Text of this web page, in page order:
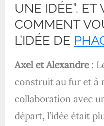
UNE IDÉE”. ET
COMMENT
L’IDÉE DE
Axel et Alexandre:
construit au fur et à
collaboration avec
départ, l’idée était